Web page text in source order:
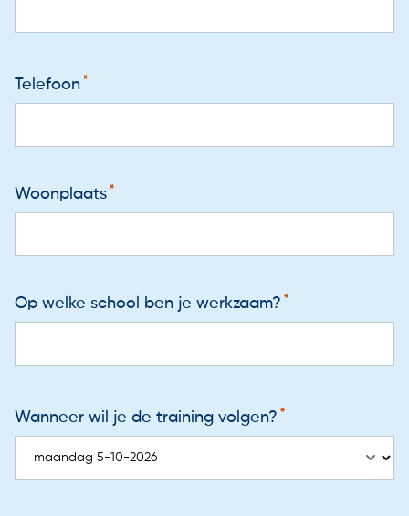
Telefoon
Woonplaats
Op welke school ben je werkzaam?
Wanneer wil je de training volgen?